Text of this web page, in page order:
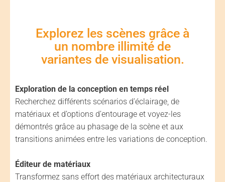
Explorez les scènes grâce à
un nombre illimité de
variantes de visualisation.
Exploration de la conception en temps réel
Recherchez différents scénarios d’éclairage, de
matériaux et d’options d’entourage et voyez-les
démontrés grâce au phasage de la scène et aux
transitions animées entre les variations de conception.
Éditeur de matériaux
Transformez sans effort des matériaux architecturaux